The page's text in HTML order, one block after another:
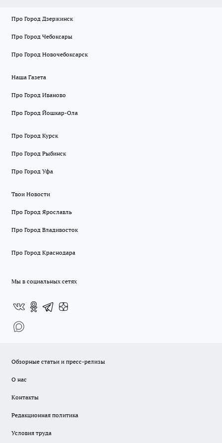
Про Город Дзержинск
Про Город Чебоксары
Про Город Новочебоксарск
Наша Газета
Про Город Иваново
Про Город Йошкар-Ола
Про Город Курск
Про Город Рыбинск
Про Город Уфа
Твои Новости
Про Город Ярославль
Про Город Владивосток
Про Город Краснодара
Мы в социальных сетях
Обзорные статьи и пресс-релизы
О нас
Контакты
Редакционная политика
Условия труда